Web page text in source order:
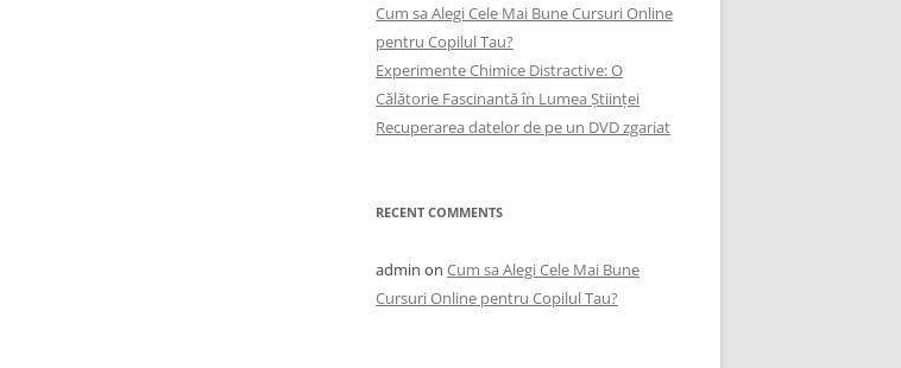
Cum sa Alegi Cele Mai Bune Cursuri Online
pentru Copilul Tau?
Experimente Chimice Distractive: O
Călătorie Fascinantă în Lumea Științei
Recuperarea datelor de pe un DVD zgariat
RECENT COMMENTS
admin on Cum sa Alegi Cele Mai Bune
Cursuri Online pentru Copilul Tau?